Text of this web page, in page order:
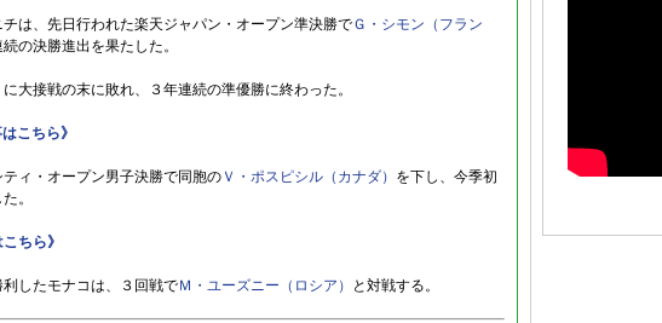
は、先日行われた楽天ジャパン・オープン準決勝でＧ・シモン（フラン
の決勝進出を果たした。
に大接戦の末に敗れ、３年連続の準優勝に終わった。
こちら》
ィ・オープン男子決勝で同胞の Ｖ・ポスピシル（カナダ） を下し、今季初
。
ちら》
したモナコは、３回戦でＭ・ユーズニー（ロシア） と対戦する。